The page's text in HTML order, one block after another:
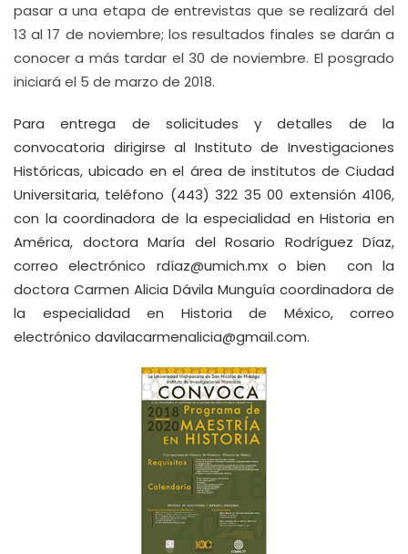
pasar a una etapa de entrevistas que se realizará del
13 al 17 de noviembre; los resultados finales se darán a
conocer a más tardar el 30 de noviembre. El posgrado
iniciará el 5 de marzo de 2018.
Para entrega de solicitudes y detalles de la
convocatoria dirigirse al Instituto de Investigaciones
Históricas, ubicado en el área de institutos de Ciudad
Universitaria, teléfono (443) 322 35 00 extensión 4106,
con la coordinadora de la especialidad en Historia en
América, doctora María del Rosario Rodríguez Díaz,
correo electrónico rdíaz@umich.mxo bien con la
doctora Carmen Alicia Dávila Munguía coordinadora de
la especialidad en Historia de México, correo
electrónico davilacarmenalicia@gmail.com.